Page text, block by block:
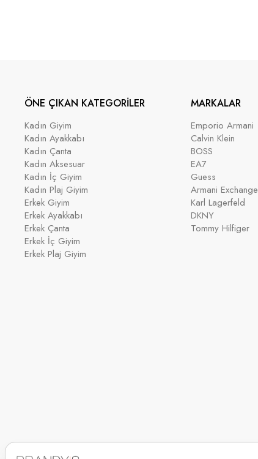
ÖNE ÇIKAN KATEGORİLER
Kadın Giyim
Kadın Ayakkabı
Kadın Çanta
Kadın Aksesuar
Kadın İç Giyim
Kadın Plaj Giyim
Erkek Giyim
Erkek Ayakkabı
Erkek Çanta
Erkek İç Giyim
Erkek Plaj Giyim
MARKALAR
Emporio Armani
Calvin Klein
BOSS
EA7
Guess
Armani Exchange
Karl Lagerfeld
DKNY
Tommy Hilfiger